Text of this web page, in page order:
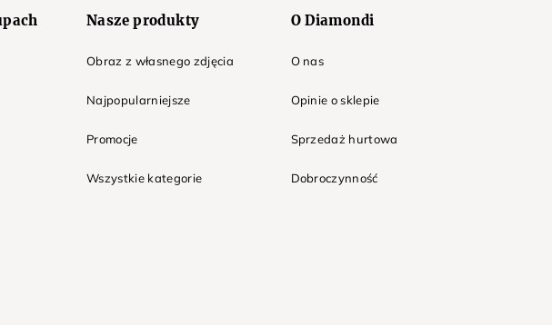
Nasze produkty
Obraz z własnego zdjęcia
Najpopularniejsze
Promocje
Wszystkie kategorie
O Diamondi
O nas
Opinie o sklepie
Sprzedaż hurtowa
Dobroczynność